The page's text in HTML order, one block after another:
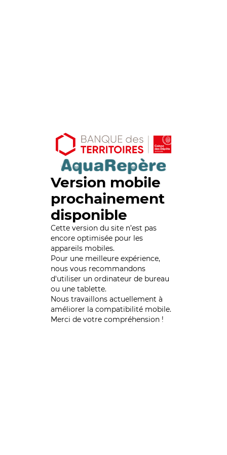
Version mobile
prochainement
disponible
Cette version du site n’est pas
encore optimisée pour les
appareils mobiles.
Pour une meilleure expérience,
nous vous recommandons
d'utiliser un ordinateur de bureau
ou une tablette.
Nous travaillons actuellement à
améliorer la compatibilité mobile.
Merci de votre compréhension !